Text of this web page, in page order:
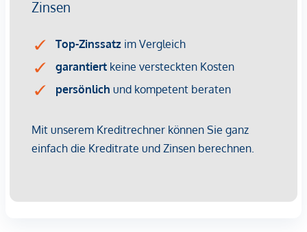
Vorsorgewohnung, die zu Vermietungszwecken erworben
20% USt. Diese Daten sind vorbehaltlich möglicher
Wir weisen darauf hin, dass zwischen dem Vermittler und
Der Vermittler ist als Doppelmakler tätig.